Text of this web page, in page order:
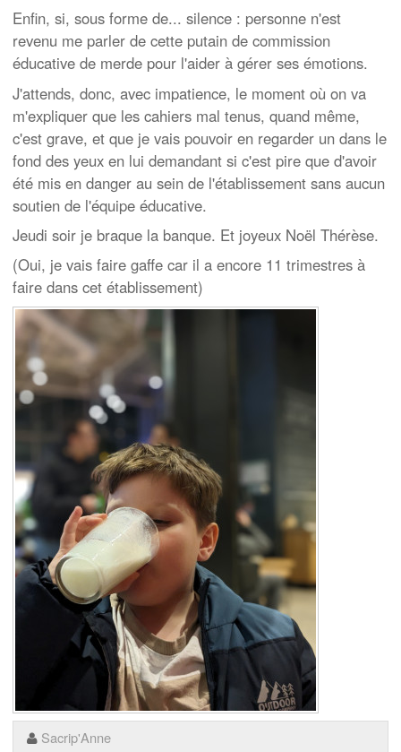
Enfin, si, sous forme de... silence : personne n'est
revenu me parler de cette putain de commission
éducative de merde pour l'aider à gérer ses émotions.
J'attends, donc, avec impatience, le moment où on va
m'expliquer que les cahiers mal tenus, quand même,
c'est grave, et que je vais pouvoir en regarder un dans le
fond des yeux en lui demandant si c'est pire que d'avoir
été mis en danger au sein de l'établissement sans aucun
soutien de l'équipe éducative.
Jeudi soir je braque la banque. Et joyeux Noël Thérèse.
(Oui, je vais faire gaffe car il a encore 11 trimestres à
faire dans cet établissement)
Sacrip'Anne